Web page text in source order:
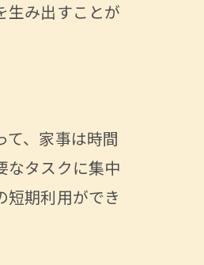
生み出すことが
、家事は時間
なタスクに集中
期利用ができ